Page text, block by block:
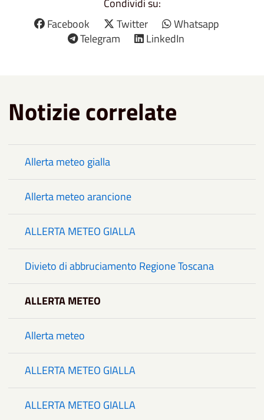
Facebook
Twitter
Whatsapp
Telegram
LinkedIn
Notizie correlate
Allerta meteo gialla
Allerta meteo arancione
ALLERTA METEO GIALLA
Divieto di abbruciamento Regione Toscana
ALLERTA METEO
Allerta meteo
ALLERTA METEO GIALLA
ALLERTA METEO GIALLA